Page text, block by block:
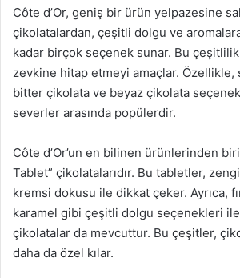
Côte d’Or, geniş bir ürün yelpazesine
çikolatalardan, çeşitli dolgu ve
kadar birçok seçenek sunar. Bu
zevkine hitap etmeyi amaçlar. Özellikle,
bitter çikolata ve beyaz çikolata
severler arasında popülerdir.
Côte d’Or’un en bilinen ürünlerinden
Tablet” çikolatalarıdır. Bu tabletler,
kremsi dokusu ile dikkat çeker. Ayrıca,
karamel gibi çeşitli dolgu seçenekleri
çikolatalar da mevcuttur. Bu çeşitler,
daha da özel kılar.